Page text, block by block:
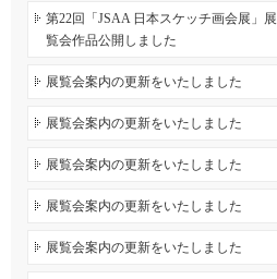
第22回「JSAA 日本スケッチ画会展」展
覧会作品公開しました
展覧会案内の更新をいたしました
展覧会案内の更新をいたしました
展覧会案内の更新をいたしました
展覧会案内の更新をいたしました
展覧会案内の更新をいたしました